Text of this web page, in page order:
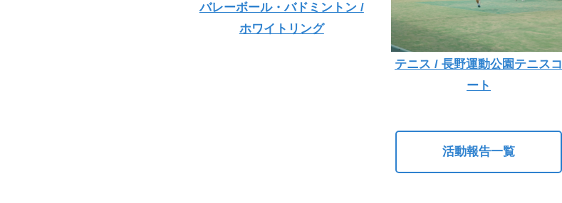
バレーボール・バドミントン /
ホワイトリング
テニス / 長野運動公園テニスコ
ート
活動報告一覧